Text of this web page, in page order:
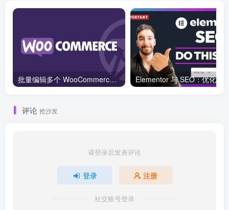
批量编辑多个 WooCommerce 产品变体价格的 2 个方法？
评论 抢沙发
请登录后发表评论
登录 注册
社交账号登录